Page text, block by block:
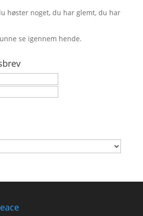
høster noget, du har glemt, du har
se igennem hende.